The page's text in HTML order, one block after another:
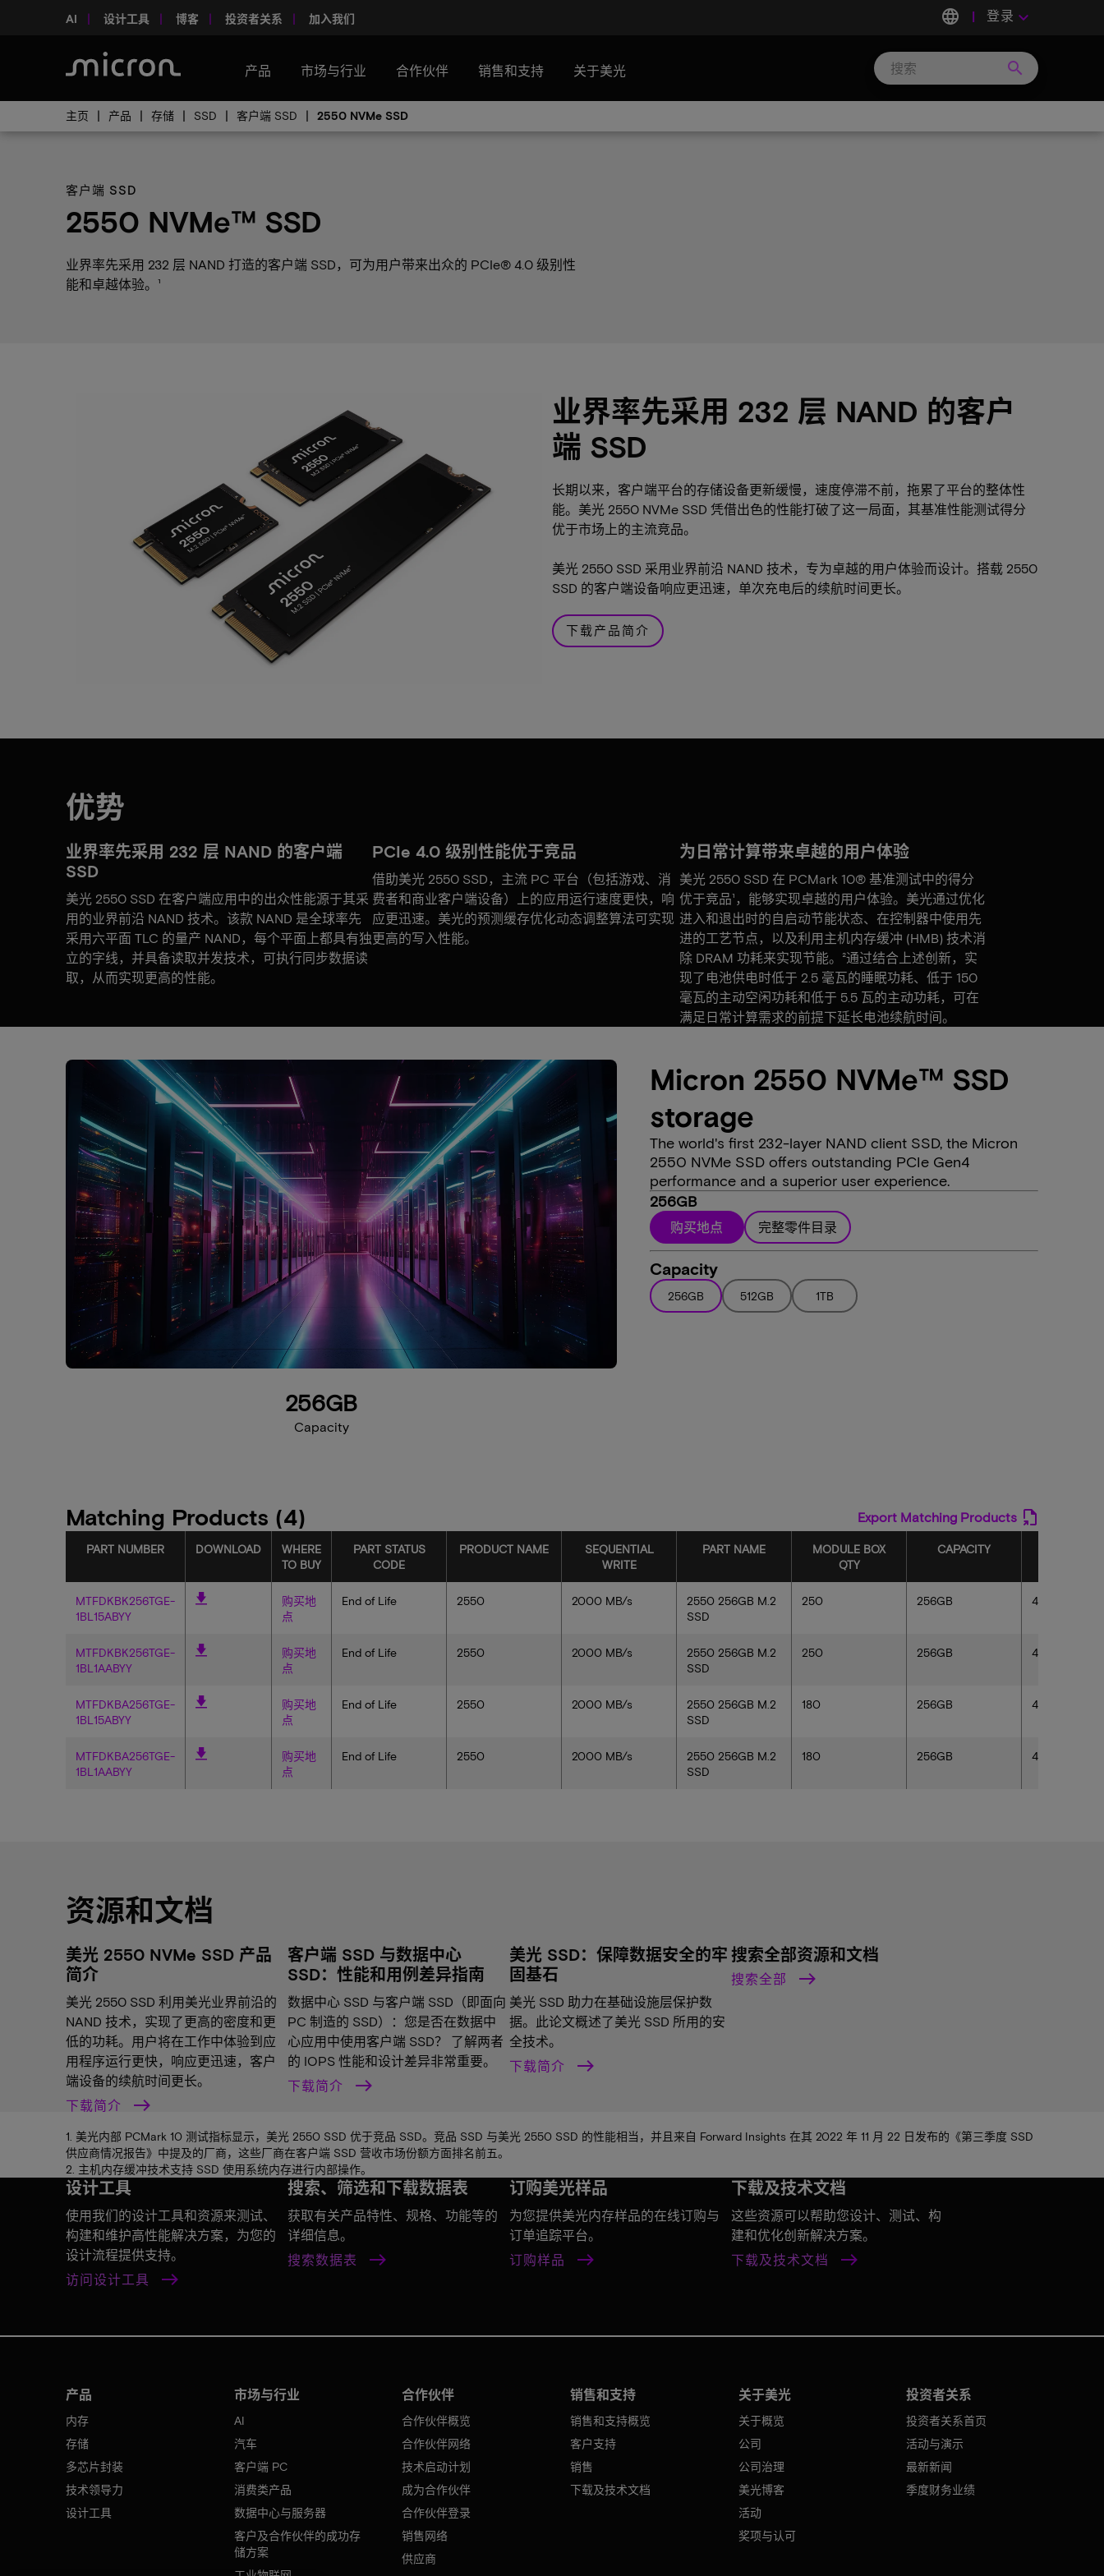
AI 设计工具 博客 投资者关系 加入我们 language 登录 keyboard_arrow_down
产品 市场与行业 合作伙伴 销售和支持 关于美光 search
主页 产品 存储 SSD 客户端 SSD 2550 NVMe SSD
客户端 SSD
2550 NVMe™ SSD
业界率先采用 232 层 NAND 打造的客户端 SSD，可为用户带来出众的 PCIe® 4.0 级别性
能和卓越体验。¹
业界率先采用 232 层 NAND 的客户
端 SSD
长期以来，客户端平台的存储设备更新缓慢，速度停滞不前，拖累了平台的整体性
能。美光 2550 NVMe SSD 凭借出色的性能打破了这一局面，其基准性能测试得分
优于市场上的主流竞品。
美光 2550 SSD 采用业界前沿 NAND 技术，专为卓越的用户体验而设计。搭载 2550
SSD 的客户端设备响应更迅速，单次充电后的续航时间更长。
下载产品简介
优势
业界率先采用 232 层 NAND 的客户端
SSD
美光 2550 SSD 在客户端应用中的出众性能源于其采
用的业界前沿 NAND 技术。该款 NAND 是全球率先
采用六平面 TLC 的量产 NAND，每个平面上都具有独
立的字线，并具备读取并发技术，可执行同步数据读
取，从而实现更高的性能。
PCIe 4.0 级别性能优于竞品
借助美光 2550 SSD，主流 PC 平台（包括游戏、消
费者和商业客户端设备）上的应用运行速度更快，响
应更迅速。美光的预测缓存优化动态调整算法可实现
更高的写入性能。
为日常计算带来卓越的用户体验
美光 2550 SSD 在 PCMark 10® 基准测试中的得分
优于竞品¹，能够实现卓越的用户体验。美光通过优化
进入和退出时的自启动节能状态、在控制器中使用先
进的工艺节点，以及利用主机内存缓冲 (HMB) 技术消
除 DRAM 功耗来实现节能。²通过结合上述创新，实
现了电池供电时低于 2.5 毫瓦的睡眠功耗、低于 150
毫瓦的主动空闲功耗和低于 5.5 瓦的主动功耗，可在
满足日常计算需求的前提下延长电池续航时间。
256GB
Capacity
Micron 2550 NVMe™ SSD
storage
The world's first 232-layer NAND client SSD, the Micron
2550 NVMe SSD offers outstanding PCIe Gen4
performance and a superior user experience.
256GB
购买地点 完整零件目录
Capacity
256GB 512GB 1TB
Matching Products (4) Export Matching Products
PART NUMBER DOWNLOAD
WHERE
TO BUY
PART STATUS
CODE
PRODUCT NAME
SEQUENTIAL
WRITE
PART NAME
MODULE BOX
QTY
CAPACITY
MTFDKBK256TGE-
1BL15ABYY
购买地
点
End of Life 2550 2000 MB/s
2550 256GB M.2
SSD
250 256GB 4500 MB/s
MTFDKBK256TGE-
1BL1AABYY
购买地
点
End of Life 2550 2000 MB/s
2550 256GB M.2
SSD
250 256GB 4500 MB/s
MTFDKBA256TGE-
1BL15ABYY
购买地
点
End of Life 2550 2000 MB/s
2550 256GB M.2
SSD
180 256GB 4500 MB/s
MTFDKBA256TGE-
1BL1AABYY
购买地
点
End of Life 2550 2000 MB/s
2550 256GB M.2
SSD
180 256GB 4500 MB/s
资源和文档
美光 2550 NVMe SSD 产品
简介
美光 2550 SSD 利用美光业界前沿的
NAND 技术，实现了更高的密度和更
低的功耗。用户将在工作中体验到应
用程序运行更快，响应更迅速，客户
端设备的续航时间更长。
下载简介
客户端 SSD 与数据中心
SSD：性能和用例差异指南
数据中心 SSD 与客户端 SSD（即面向
PC 制造的 SSD）：您是否在数据中
心应用中使用客户端 SSD？ 了解两者
的 IOPS 性能和设计差异非常重要。
下载简介
美光 SSD：保障数据安全的牢
固基石
美光 SSD 助力在基础设施层保护数
据。此论文概述了美光 SSD 所用的安
全技术。
下载简介
搜索全部资源和文档
搜索全部
1. 美光内部 PCMark 10 测试指标显示，美光 2550 SSD 优于竞品 SSD。竞品 SSD 与美光 2550 SSD 的性能相当，并且来自 Forward Insights 在其 2022 年 11 月 22 日发布的《第三季度 SSD
供应商情况报告》中提及的厂商，这些厂商在客户端 SSD 营收市场份额方面排名前五。
2. 主机内存缓冲技术支持 SSD 使用系统内存进行内部操作。
设计工具
使用我们的设计工具和资源来测试、
构建和维护高性能解决方案，为您的
设计流程提供支持。
访问设计工具
搜索、筛选和下载数据表
获取有关产品特性、规格、功能等的
详细信息。
搜索数据表
订购美光样品
为您提供美光内存样品的在线订购与
订单追踪平台。
订购样品
下载及技术文档
这些资源可以帮助您设计、测试、构
建和优化创新解决方案。
下载及技术文档
产品
内存
存储
多芯片封装
技术领导力
设计工具
市场与行业
AI
汽车
客户端 PC
消费类产品
数据中心与服务器
客户及合作伙伴的成功存
储方案
合作伙伴
合作伙伴概览
合作伙伴网络
技术启动计划
成为合作伙伴
合作伙伴登录
销售网络
供应商
销售和支持
销售和支持概览
客户支持
销售
下载及技术文档
关于美光
关于概览
公司
公司治理
美光博客
活动
奖项与认可
投资者关系
投资者关系首页
活动与演示
最新新闻
季度财务业绩